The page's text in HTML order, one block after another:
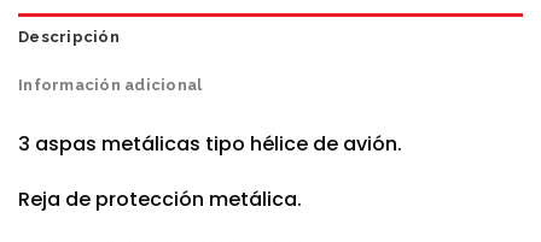
Descripción
Información adicional
3 aspas metálicas tipo hélice de avión.
Reja de protección metálica.